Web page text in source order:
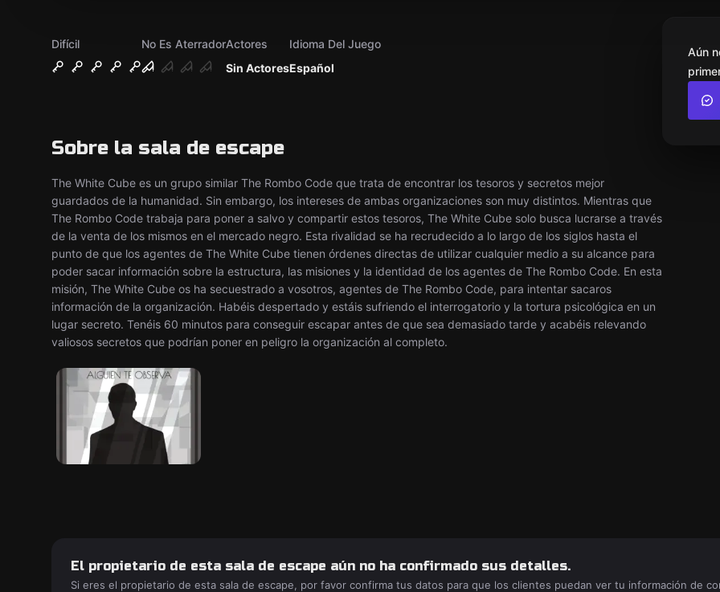
Difícil
No Es Aterrador
Sin Actores
Actores
Español
Idioma Del Juego
Sobre la sala de escape
The White Cube es un grupo similar The Rombo Code que trata de encontrar los tesoros y secretos mejor
guardados de la humanidad. Sin embargo, los intereses de ambas organizaciones son muy distintos. Mientras que
The Rombo Code trabaja para poner a salvo y compartir estos tesoros, The White Cube solo busca lucrarse a través
de la venta de los mismos en el mercado negro. Esta rivalidad se ha recrudecido a lo largo de los siglos hasta el
punto de que los agentes de The White Cube tienen órdenes directas de utilizar cualquier medio a su alcance para
poder sacar información sobre la estructura, las misiones y la identidad de los agentes de The Rombo Code. En esta
misión, The White Cube os ha secuestrado a vosotros, agentes de The Rombo Code, para intentar sacaros
información de la organización. Habéis despertado y estáis sufriendo el interrogatorio y la tortura psicológica en un
lugar secreto. Tenéis 60 minutos para conseguir escapar antes de que sea demasiado tarde y acabéis relevando
valiosos secretos que podrían poner en peligro la organización al completo.
Aún
El propietario de esta sala de escape aún no ha confirmado sus detalles.
Si eres el propietario de esta sala de escape, por favor confirma tus datos para que los clientes puedan ver tu información de